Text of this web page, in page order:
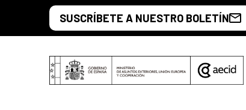
Saltar al contenido principal
SUSCRÍBETE A NUESTRO BOLETÍN